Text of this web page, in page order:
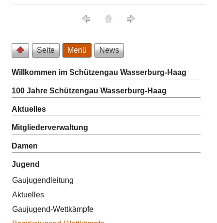
Seite Menü News
Willkommen im Schützengau Wasserburg-Haag
100 Jahre Schützengau Wasserburg-Haag
Aktuelles
Mitgliederverwaltung
Damen
Jugend
Gaujugendleitung
Aktuelles
Gaujugend-Wettkämpfe